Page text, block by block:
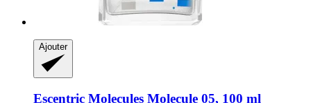
Ajouter
Escentric Molecules Molecule 05, 100 ml